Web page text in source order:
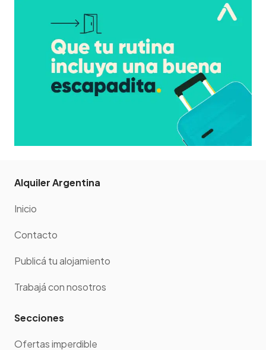
Alquiler Argentina
Inicio
Contacto
Publicá tu alojamiento
Trabajá con nosotros
Secciones
Ofertas imperdible